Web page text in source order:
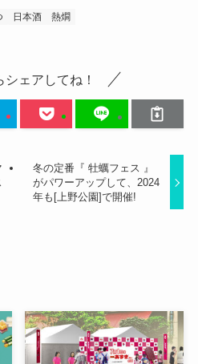
日本酒
熱燗
シェアしてね！
冬の定番『 牡蠣フェス 』
がパワーアップして、2024
年も[上野公園]で開催!